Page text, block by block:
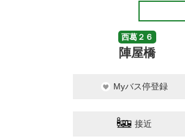
西葛２６
陣屋橋
Myバス停登録
接近